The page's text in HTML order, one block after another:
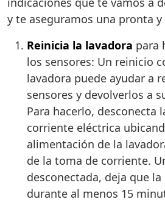
y te aseguramos una pronta
Reinicia la lavadora para
los sensores: Un reinicio
lavadora puede ayudar a
sensores y devolverlos a
Para hacerlo, desconecta
corriente eléctrica
alimentación de la
de la toma de corriente.
desconectada, deja que
durante al menos 15